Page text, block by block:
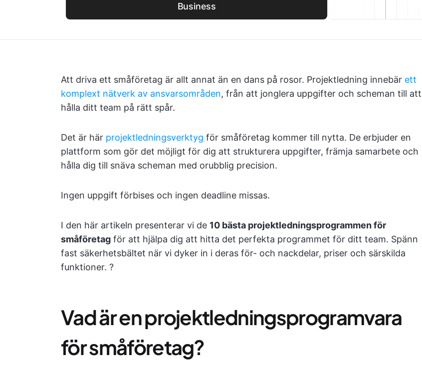
Business
Att driva ett småföretag är allt annat än en dans på rosor. Projektledning innebär ett
komplext nätverk av ansvarsområden, från att jonglera uppgifter och scheman till att
hålla ditt team på rätt spår.
Det är här projektledningsverktyg för småföretag kommer till nytta. De erbjuder en
plattform som gör det möjligt för dig att strukturera uppgifter, främja samarbete och
hålla dig till snäva scheman med orubblig precision.
Ingen uppgift förbises och ingen deadline missas.
I den här artikeln presenterar vi de 10 bästa projektledningsprogrammen för
småföretag för att hjälpa dig att hitta det perfekta programmet för ditt team. Spänn
fast säkerhetsbältet när vi dyker in i deras för- och nackdelar, priser och särskilda
funktioner. ?
Vad är en projektledningsprogramvara
för småföretag?